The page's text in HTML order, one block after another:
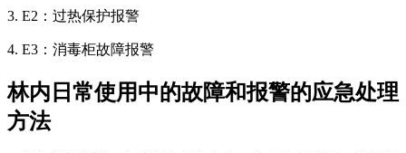
3. E2：过热保护报警
4. E3：消毒柜故障报警
林内日常使用中的故障和报警的应急处理
方法